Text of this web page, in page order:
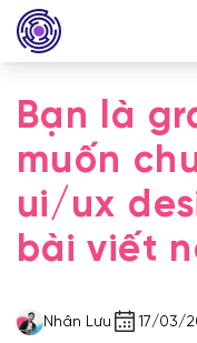
Bạn là
muốn
ui/ux
bài viết
Nhân Lưu 17/03/